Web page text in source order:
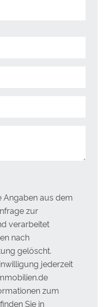
Angaben aus dem
zur
verarbeitet
nach
gelöscht.
jederzeit
zum
Sie in